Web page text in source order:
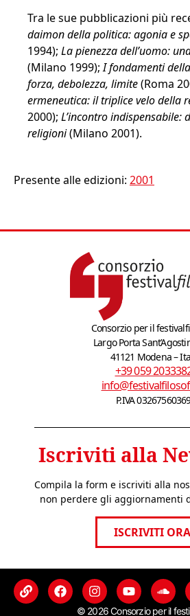
Tra le sue pubblicazioni più
daimon della politica: agonia e
1994); La pienezza dell’uomo:
(Milano 1999);I fondamenti
forza, debolezza, limite(Roma
ermeneutica: il triplice velo della
2000); L’incontro indispensabile:
religioni(Milano 2001).
Presente alle edizioni: 2001
Consorzio per il
Largo Porta
41121 Modena –
+39 059
P.IVA
Iscriviti alla
Compila la form e iscriviti alla
non perdere gli aggiornamenti
ISCRIVITI
© 2026 Consorzio per il